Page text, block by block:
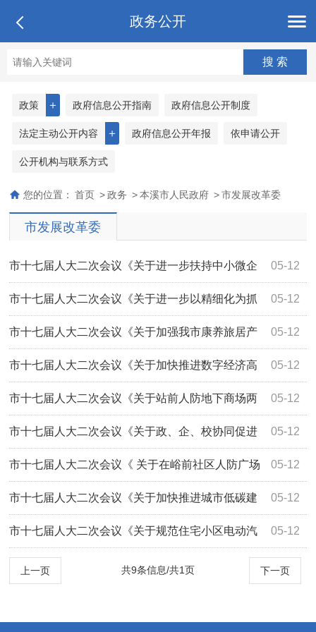
政务公开
＋
政策 政府信息公开指南 政府信息公开制度
＋
法定主动公开内容 政府信息公开年报 依申请公开
公开机构与联系方式
您的位置： 首页 > 政务 > 本溪市人民政府 > 市发展改革委
市发展改革委
05-12
市十七届人大二次会议《关于进一步扶持中小微企
业复工复产的建议》（2064号）答复 05-12
市十七届人大二次会议《关于进一步以精细化为抓
手优化营商环境的建议》（2039号）答复 05-12
市十七届人大二次会议《关于加强我市康养旅居产
业发展的建议》（2014号）答复 05-12
市十七届人大二次会议《关于加快推进数字经济高
质量发展的建议》（2037号）答复 05-12
市十七届人大二次会议《关于站前人防地下商场两
侧地下通道口增设玻璃遮雨设施的建议》（2... 05-12
市十七届人大二次会议《关于政、企、校协同促进
本溪区域经济发展的建议》（2142号）答复 05-12
市十七届人大二次会议《 关于在峪前社区人防广场
修建公厕的建议》（2111号）答复 05-12
市十七届人大二次会议《关于加快推进城市低碳建
设的建议》（2057号）答复 05-12
市十七届人大二次会议《关于规范住宅小区电动汽
车充电桩的建议》（2051号）答复
上一页 下一页
共9条信息/共1页